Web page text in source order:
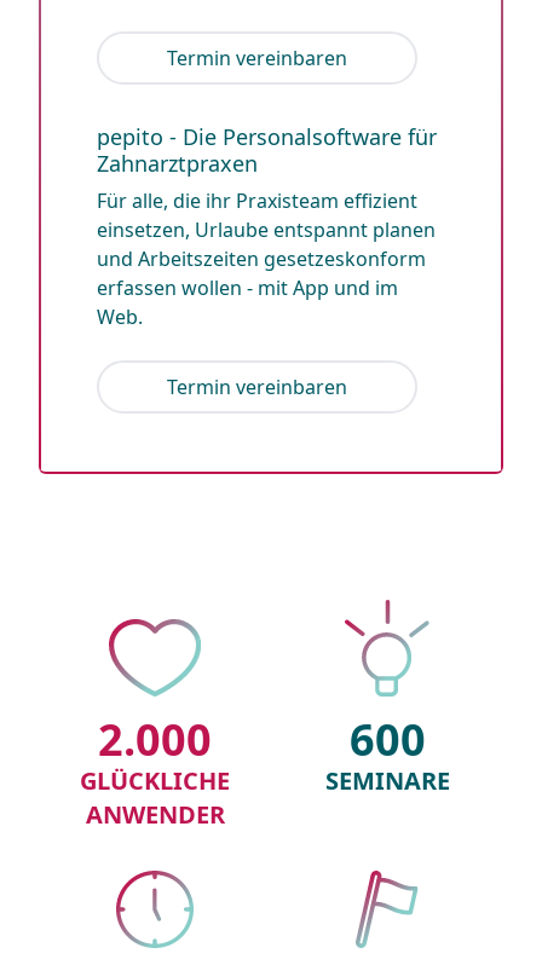
Termin vereinbaren
pepito - Die Personalsoftware für
Zahnarztpraxen
Für alle, die ihr Praxisteam effizient
einsetzen, Urlaube entspannt planen
und Arbeitszeiten gesetzeskonform
erfassen wollen - mit App und im
Web.
Termin vereinbaren
2.000
GLÜCKLICHE
ANWENDER
600
SEMINARE